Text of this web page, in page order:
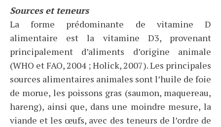
Sources et teneurs
La forme prédominante de vitamine D
alimentaire est la vitamine D3, provenant
principalement d’aliments d’origine animale
(WHO et FAO, 2004 ; Holick, 2007). Les principales
sources alimentaires animales sont l’huile de foie
de morue, les poissons gras (saumon, maquereau,
hareng), ainsi que, dans une moindre mesure, la
viande et les œufs, avec des teneurs de l’ordre de